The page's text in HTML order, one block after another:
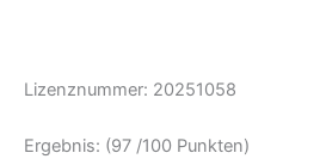
Lizenznummer: 20251058
Ergebnis: (97 /100 Punkten)